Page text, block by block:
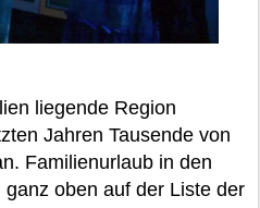
liegende Region
Jahren Tausende von
Familienurlaub in den
oben auf der Liste der